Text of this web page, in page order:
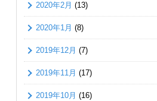
2020年2月 (13)
2020年1月 (8)
2019年12月 (7)
2019年11月 (17)
2019年10月 (16)